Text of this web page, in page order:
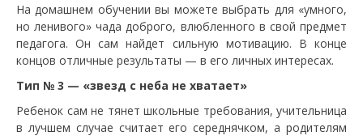
На домашнем обучении вы можете выбрать для «умного,
но ленивого» чада доброго, влюбленного в свой предмет
педагога. Он сам найдет сильную мотивацию. В конце
концов отличные результаты — в его личных интересах.
Тип № 3 — «звезд с неба не хватает»
Ребенок сам не тянет школьные требования, учительница
в лучшем случае считает его середнячком, а родителям